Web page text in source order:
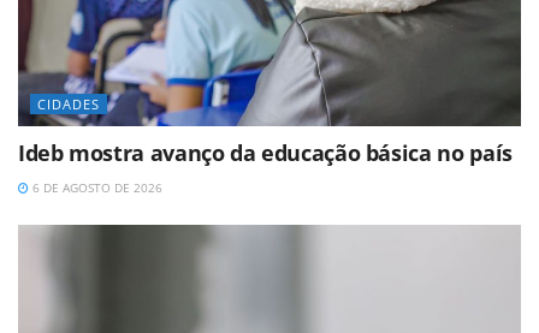
CIDADES
Ideb mostra avanço da educação básica no país
6 DE AGOSTO DE 2026